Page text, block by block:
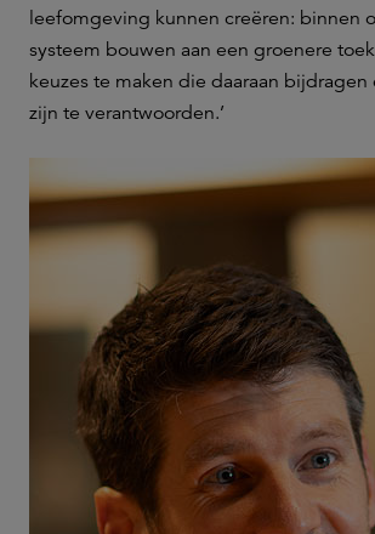
leefomgeving kunnen creëren: binnen
systeem bouwen aan een groenere
keuzes te maken die daaraan bijdragen
zijn te verantwoorden.’